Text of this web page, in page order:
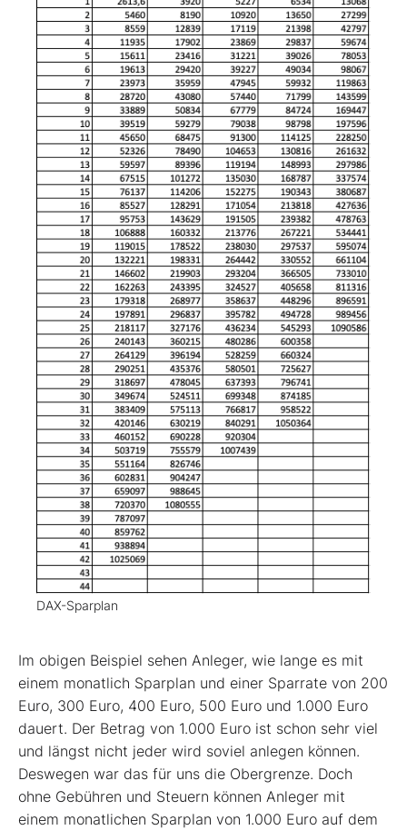
DAX-Sparplan
Im obigen Beispiel sehen Anleger, wie lange es mit
einem monatlich Sparplan und einer Sparrate von 200
Euro, 300 Euro, 400 Euro, 500 Euro und 1.000 Euro
dauert. Der Betrag von 1.000 Euro ist schon sehr viel
und längst nicht jeder wird soviel anlegen können.
Deswegen war das für uns die Obergrenze. Doch
ohne Gebühren und Steuern können Anleger mit
einem monatlichen Sparplan von 1.000 Euro auf dem